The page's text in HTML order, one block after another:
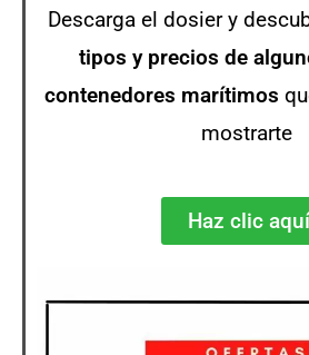
Descarga el dosier y
tipos y precios de
contenedores marítimos
mostrarte
Haz clic aquí